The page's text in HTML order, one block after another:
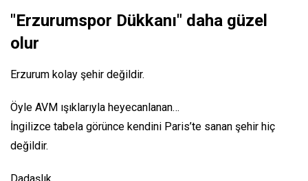
"Erzurumspor Dükkanı" daha güzel
olur
Erzurum kolay şehir değildir.
Öyle AVM ışıklarıyla heyecanlanan…
İngilizce tabela görünce kendini Paris’te sanan şehir hiç
değildir.